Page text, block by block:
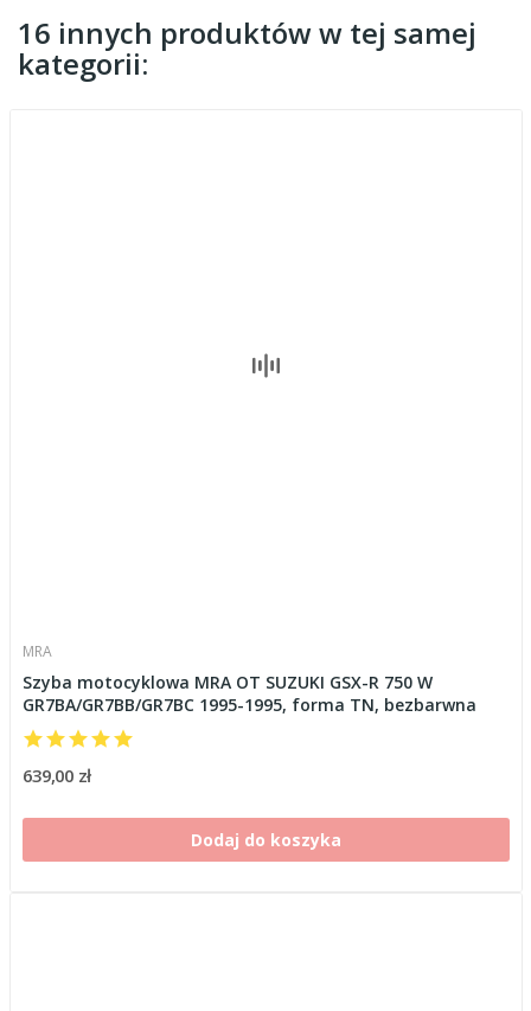
16 innych produktów w tej samej
kategorii:
MRA
Szyba motocyklowa MRA OT SUZUKI GSX-R 750 W
GR7BA/GR7BB/GR7BC 1995-1995, forma TN, bezbarwna
639,00 zł
Dodaj do koszyka